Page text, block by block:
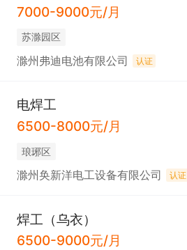
7000-9000元/月
苏滁园区
滁州弗迪电池有限公司 认证
电焊工
6500-8000元/月
琅琊区
滁州奂新洋电工设备有限公司 认证
焊工（乌衣）
6500-9000元/月